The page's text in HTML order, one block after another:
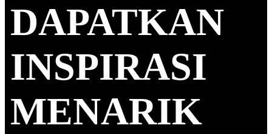
DAPATKAN
INSPIRASI
MENARIK